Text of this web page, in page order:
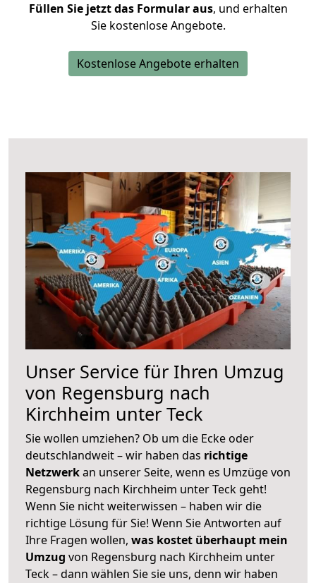
Füllen Sie jetzt das Formular aus, und erhalten
Sie kostenlose Angebote.
Kostenlose Angebote erhalten
Unser Service für Ihren Umzug
von Regensburg nach
Kirchheim unter Teck
Sie wollen umziehen? Ob um die Ecke oder
deutschlandweit – wir haben das richtige
Netzwerkan unserer Seite, wenn es Umzüge von
Regensburg nach Kirchheim unter Teck geht!
Wenn Sie nicht weiterwissen – haben wir die
richtige Lösung für Sie! Wenn Sie Antworten auf
Ihre Fragen wollen, was kostet überhaupt mein
Umzug von Regensburg nach Kirchheim unter
Teck – dann wählen Sie sie uns, denn wir haben